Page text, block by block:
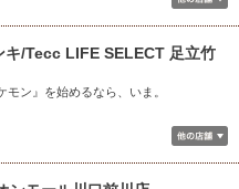
キ/Tecc LIFE SELECT 足立竹
モン』を始めるなら、いま。